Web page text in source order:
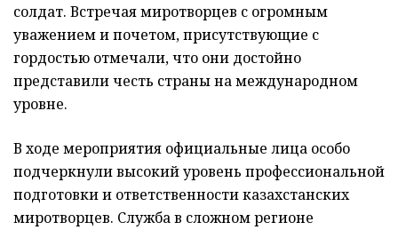
солдат. Встречая миротворцев с огромным
уважением и почетом, присутствующие с
гордостью отмечали, что они достойно
представили честь страны на международном
уровне.
В ходе мероприятия официальные лица особо
подчеркнули высокий уровень профессиональной
подготовки и ответственности казахстанских
миротворцев. Служба в сложном регионе